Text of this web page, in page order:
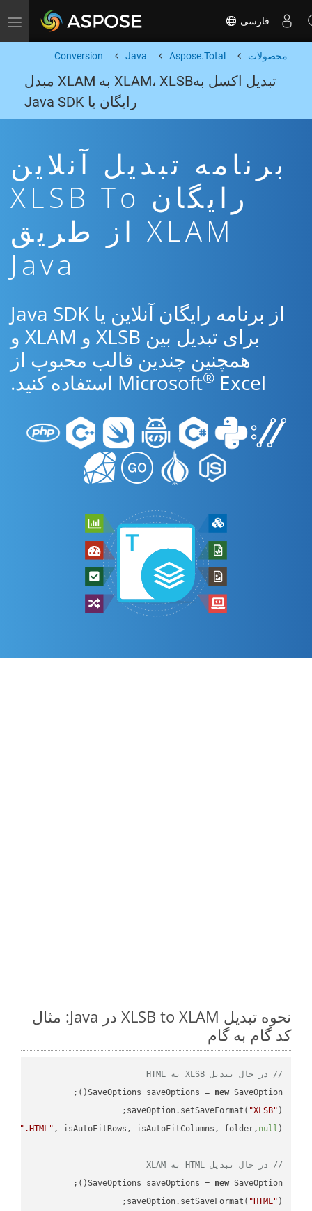
Toggle navigation فارسی
محصولات Aspose.Total
Java
Conversion
تبدیل اکسل بهXLAM، XLSB به XLAM مبدل
رایگان یا Java SDK
برنامه تبدیل آنلاین
رایگان XLSB To
XLAM از طریق
Java
از برنامه رایگان آنلاین یا Java SDK
برای تبدیل بین XLSB و XLAM و
همچنین چندین قالب محبوب از
Microsoft® Excel استفاده کنید.
نحوه تبدیل XLSB to XLAM در Java: مثال
کد گام به گام
// در حال تبدیل XLSB به HTML
SaveOptions saveOptions = new
saveOption.setSaveFormat( "XLSB"
".HTML" , isAutoFitRows, isAutoFitColumns, folder, null
// در حال تبدیل HTML به XLAM
SaveOptions saveOptions = new
saveOption.setSaveFormat( "HTML"